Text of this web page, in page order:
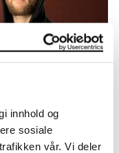
innhold og
sosiale
vår. Vi deler
Baksaas
maleriet.